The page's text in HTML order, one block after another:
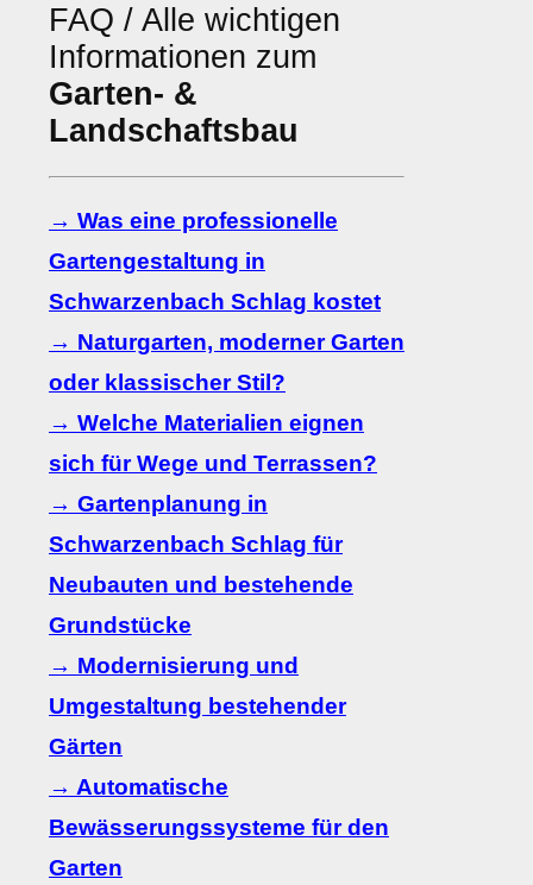
FAQ / Alle wichtigen
Informationen zum
Garten- &
Landschaftsbau
→ Was eine professionelle
Gartengestaltung in
Schwarzenbach Schlag kostet
→ Naturgarten, moderner Garten
oder klassischer Stil?
→ Welche Materialien eignen
sich für Wege und Terrassen?
→ Gartenplanung in
Schwarzenbach Schlag für
Neubauten und bestehende
Grundstücke
→ Modernisierung und
Umgestaltung bestehender
Gärten
→ Automatische
Bewässerungssysteme für den
Garten